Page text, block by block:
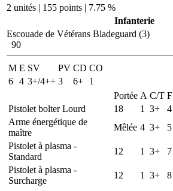
2 unités | 155 points | 7.75 %
Infanterie
Escouade de Vétérans Bladeguard (3)
90
M E SV PV CD CO
6 4 3+/4++ 3 6+
1
Portée A C/T F
Pistolet bolter Lourd
18 1 3+ 4
Arme énergétique de
maître
Mêlée 4 3+ 5
Pistolet à plasma -
Standard
12 1 3+ 7
Pistolet à plasma -
Surcharge
12 1 3+ 8